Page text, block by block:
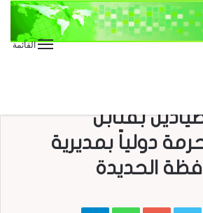
القائمة
بقنابل
دولياً بمديرية
الحديدة
Google+
WhatsApp
Telegram